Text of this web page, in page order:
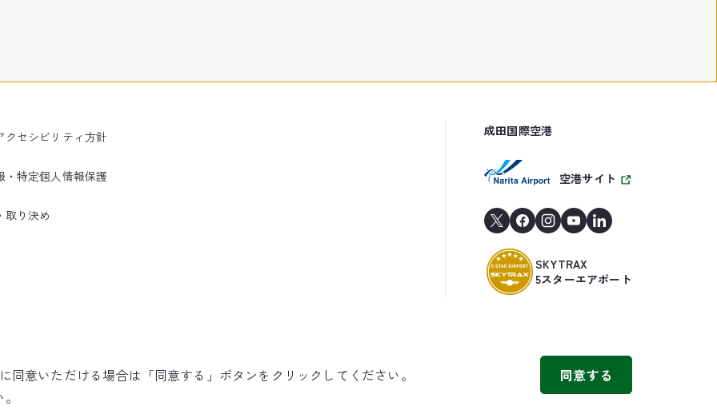
クセシビリティ方針
・特定個人情報保護
取り決め
成田国際空港
空港サイト
SKYTRAX
5スターエアポート
©NARITA INTERNATIONAL AIRPORT CORPORATION
意いただける場合は「同意する」ボタンをクリックしてください。
同意する